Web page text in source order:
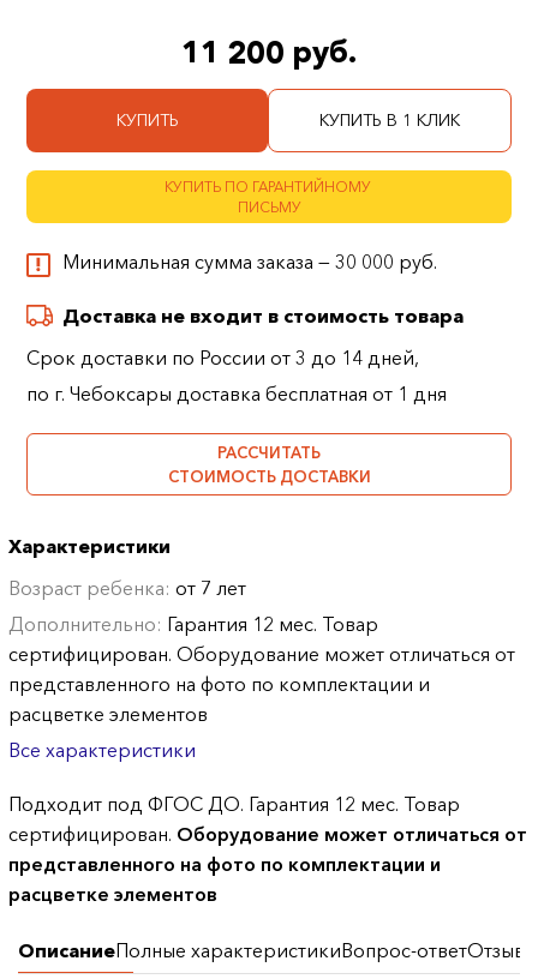
11 200 руб.
КУПИТЬ КУПИТЬ В 1 КЛИК
КУПИТЬ ПО ГАРАНТИЙНОМУ
ПИСЬМУ
Минимальная сумма заказа — 30 000 руб.
Доставка не входит в стоимость товара
Срок доставки по России от 3 до 14 дней,
по г. Чебоксары доставка бесплатная от 1 дня
РАССЧИТАТЬ
СТОИМОСТЬ ДОСТАВКИ
Характеристики
Возраст ребенка:от 7 лет
Дополнительно: Гарантия 12 мес. Товар
сертифицирован. Оборудование может отличаться от
представленного на фото по комплектации и
расцветке элементов
Все характеристики
Подходит под ФГОС ДО. Гарантия 12 мес. Товар
сертифицирован. Оборудование может отличаться от
представленного на фото по комплектации и
расцветке элементов
ОписаниеПолные характеристикиВопрос-ответОтзывы